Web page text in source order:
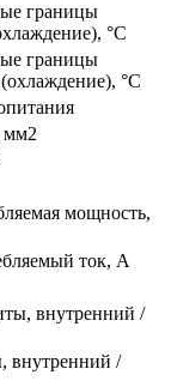
границы
°C
границы
°C
мм2
мощность,
ток, А
внутренний /
внутренний /